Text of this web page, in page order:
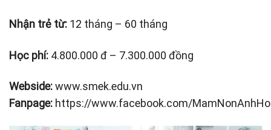
Nhận trẻ từ: 12 tháng – 60 tháng
Học phí: 4.800.000 đ – 7.300.000 đồng
Webside:www.smek.edu.vn
Fanpage: https://www.facebook.com/